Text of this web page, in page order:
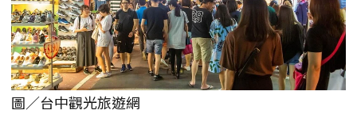
圖／台中觀光旅遊網